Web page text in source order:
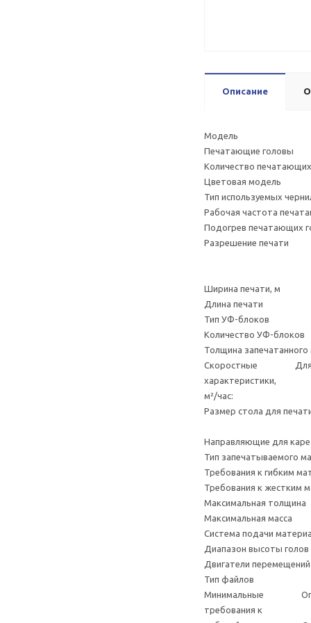
Описание
Модель
Печатающие
Количество
Цветовая
Тип
Рабочая частота
Подогрев печатающих
Разрешение
Ширина
Длина печати
Тип УФ-
Толщина
Скоростные Для
м²/час: -
Размер стола для
Направляющие
Тип
Требования к
Требования к
Система
Диапазон высоты
Двигатели
Тип файлов
Минимальные
требования к